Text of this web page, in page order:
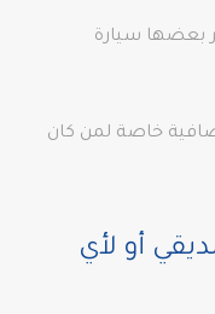
بعضها سيارة
خاصة لمن كان
أو لأي